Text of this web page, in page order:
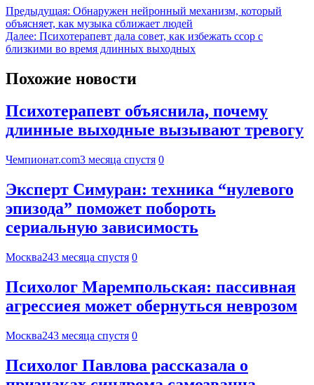
Предыдущая: Обнаружен нейронный механизм, который
объясняет, как музыка сближает людей
Далее: Психотерапевт дала совет, как избежать ссор с
близкими во время длинных выходных
Похожие новости
Психотерапевт объяснила, почему
длинные выходные вызывают тревогу
Чемпионат.com3 месяца спустя 0
Эксперт Симуран: техника “нулевого
эпизода” поможет побороть
сериальную зависимость
Москва243 месяца спустя 0
Психолог Маремпольская: пассивная
агрессиея может обернуться неврозом
Москва243 месяца спустя 0
Психолог Павлова рассказала о